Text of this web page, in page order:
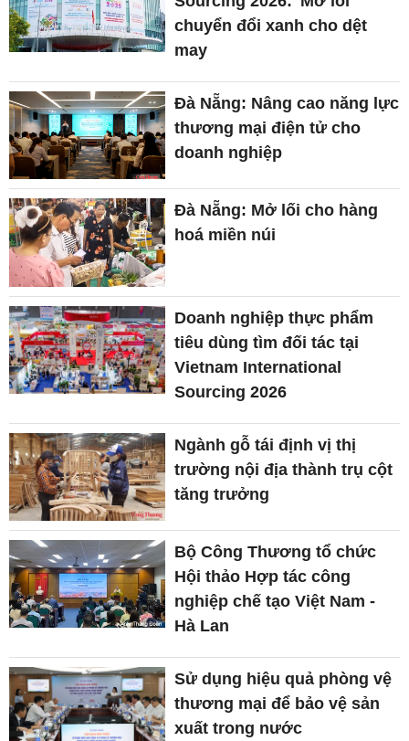
chuyển đổi xanh cho dệt
may
Đà Nẵng: Nâng cao năng lực
thương mại điện tử cho
doanh nghiệp
Đà Nẵng: Mở lối cho hàng
hoá miền núi
Doanh nghiệp thực phẩm
tiêu dùng tìm đối tác tại
Vietnam International
Sourcing 2026
Ngành gỗ tái định vị thị
trường nội địa thành trụ cột
tăng trưởng
Bộ Công Thương tổ chức
Hội thảo Hợp tác công
nghiệp chế tạo Việt Nam -
Hà Lan
Sử dụng hiệu quả phòng vệ
thương mại để bảo vệ sản
xuất trong nước